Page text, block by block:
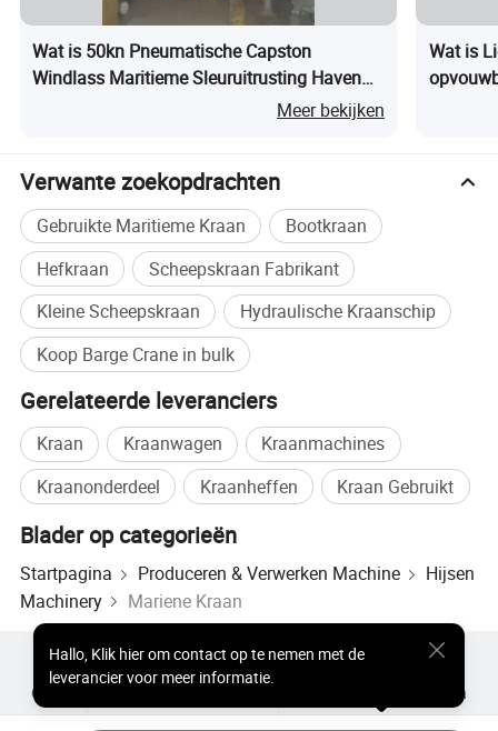
De hydraulische boomkraan is een soort
scheepsoftenuitrusting die gewoonlijk in het cabinedek
wordt geplaatst en die een hoge technologie van
elektriciteit, vloeistof, machine-integratie van dek bevat.
Met het voordeel van eenvoudige manipulatie,
betrouwbaarheid, kan het een goed gebruik maken van
de beperkte ruimte van haven, werf en andere places.IT
heeft een hoge werkefficiëntie en een goede
aanpassingsvermogen aan de goederen, vooral voor de
droge bulk lading behandeling.
Wat is 50kn Pneumatische Capston
Windlass Maritieme Sleuruitrusting Haven
Meer bekijken
Wat is
Verwante zoekopdrachten
Gebruikte Maritieme Kraan
Bootkraan
Hefkraan
Scheepskraan Fabrikant
Kleine Scheepskraan
Hydraulische Kraanschip
Koop Barge Crane in bulk
Gerelateerde leveranciers
Kraan Kraanwagen
Kraanmachines
Kraanonderdeel
Kraanheffen Kraan Gebruikt
Blader op categorieën
Startpagina Produceren & Verwerken Machine
Hijsen
Machinery
Mariene Kraan
Hallo, Klik hier om contact op te nemen met de
leverancier voor meer informatie.
Populaire producten
Hot Products-prijs
Groothandel Hete Producten
Inzichten
over
Gebruikersovereenkomst Privacybeleid contact